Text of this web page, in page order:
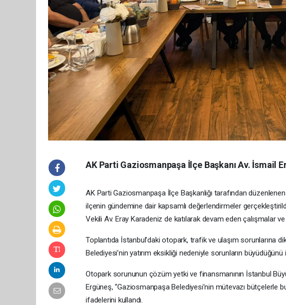
AK Parti Gaziosmanpaşa İlçe Başkanı Av. İsmail
AK Parti Gaziosmanpaşa İlçe Başkanlığı tarafından
ilçenin gündemine dair kapsamlı değerlendirmeler
Vekili Av. Eray Karadeniz de katılarak devam eden çalışmalar
Toplantıda İstanbul’daki otopark, trafik ve ulaşım sorunlarına
Belediyesi’nin yatırım eksikliği nedeniyle sorunların
Otopark sorununun çözüm yetki ve finansmanının İstanbul
Ergüneş, “Gaziosmanpaşa Belediyesi’nin mütevazı bütçelerle
ifadelerini kullandı.